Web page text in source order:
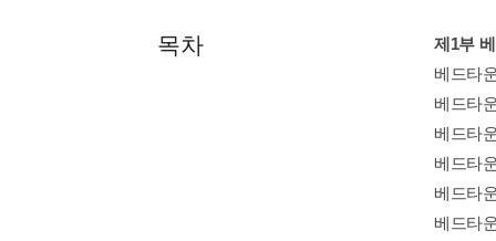
목차
제1부
베드타
베드타
베드타
베드타
베드타
베드타